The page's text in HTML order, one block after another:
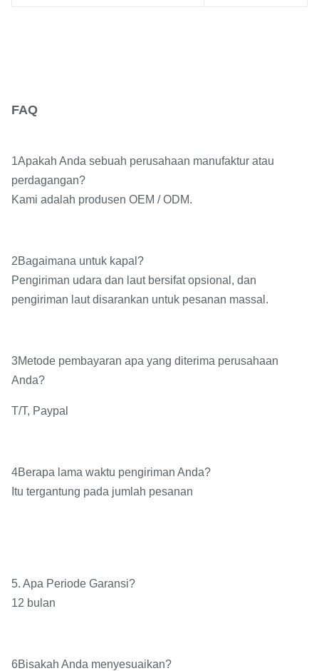
FAQ
1Apakah Anda sebuah perusahaan manufaktur atau
perdagangan?
Kami adalah produsen OEM / ODM.
2Bagaimana untuk kapal?
Pengiriman udara dan laut bersifat opsional, dan
pengiriman laut disarankan untuk pesanan massal.
3Metode pembayaran apa yang diterima perusahaan
Anda?
T/T, Paypal
4Berapa lama waktu pengiriman Anda?
Itu tergantung pada jumlah pesanan
5. Apa Periode Garansi?
12 bulan
6Bisakah Anda menyesuaikan?